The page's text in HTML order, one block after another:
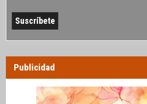
Publicidad